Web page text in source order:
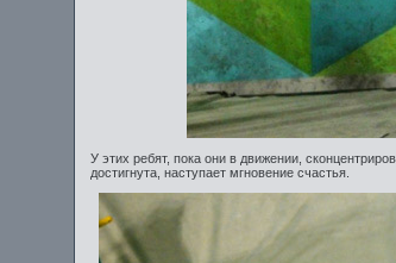
У этих ребят, пока они в движении,
достигнута, наступает мгновение счастья.